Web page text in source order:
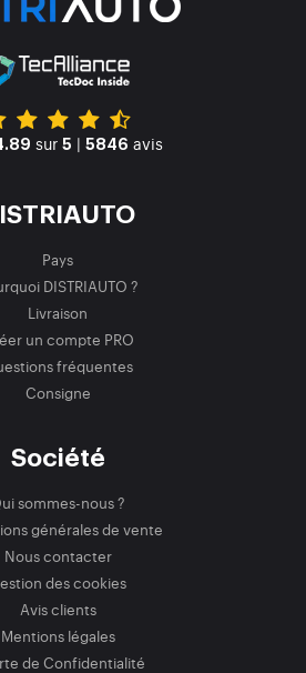
sur 5 | 5846 avis
Pays
DISTRIAUTO ?
Livraison
un compte PRO
fréquentes
Consigne
Société
sommes-nous ?
générales de vente
Nous contacter
des cookies
Avis clients
Mentions légales
de Confidentialité